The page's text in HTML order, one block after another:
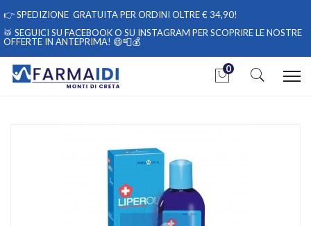
👉SPEDIZIONE GRATUITA PER ORDINI OLTRE € 34,90!
🥁 SEGUICI SU FACEBOOKO SU INSTAGRAM PER SCOPRIRE LE NOSTRE
OFFERTE IN ANTEPRIMA! 😄📮💰
0
Con.farm Bioprot Shampoo Dolce Cap Sec